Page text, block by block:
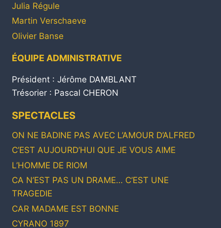
Julia Régule
Martin Verschaeve
Olivier Banse
ÉQUIPE ADMINISTRATIVE
Président : Jérôme DAMBLANT
Trésorier : Pascal CHERON
SPECTACLES
ON NE BADINE PAS AVEC L’AMOUR D’ALFRED
C’EST AUJOURD’HUI QUE JE VOUS AIME
L’HOMME DE RIOM
CA N’EST PAS UN DRAME… C’EST UNE
TRAGEDIE
CAR MADAME EST BONNE
CYRANO 1897